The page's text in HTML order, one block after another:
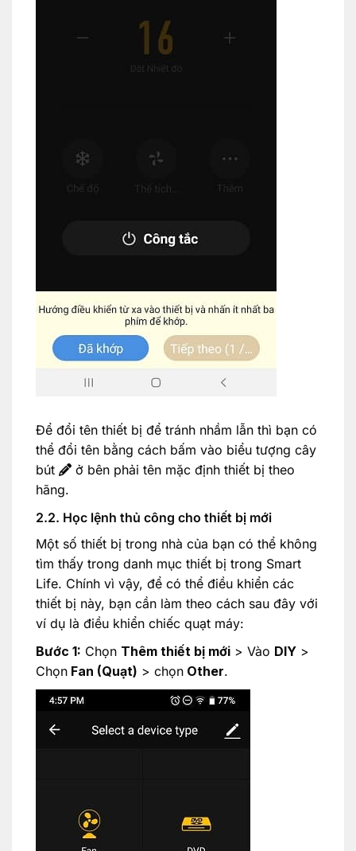
Để đổi tên thiết bị để tránh nhầm lẫn thì bạn có
thể đổi tên bằng cách bấm vào biểu tượng cây
bút
ở bên phải tên mặc định thiết bị theo
hãng.
2.2. Học lệnh thủ công cho thiết bị mới
Một số thiết bị trong nhà của bạn có thể không
tìm thấy trong danh mục thiết bị trong Smart
Life. Chính vì vậy, để có thể điều khiển các
thiết bị này, bạn cần làm theo cách sau đây với
ví dụ là điều khiển chiếc quạt máy:
Bước 1: Chọn Thêm thiết bị mới> Vào DIY>
ChọnFan (Quạt) > chọnOther.